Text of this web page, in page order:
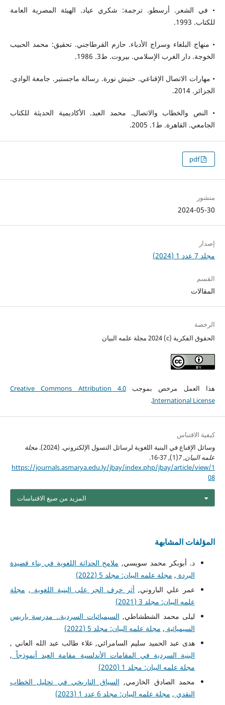
• في الشعر. أرسطو. ترجمة: شكري عياد. الهيئة المصرية العامة
للكتاب. 1993.
• منهاج البلغاء وسراج الأدباء. حازم القرطاجني. تحقيق: محمد الحبيب
الخوجة. دار الغرب الإسلامي. بيروت. ط3. 1986.
• مهارات الاتصال الإقناعي. حنيش نورة. رسالة ماجستير. جامعة الوادي.
الجزائر. 2014.
• النص والخطاب والاتصال. محمد العبد. الأكاديمية الحديثة للكتاب
الجامعي. القاهرة. ط1. 2005.
pdf
منشور
2024-05-30
إصدار
مجلد 7 عدد 1 (2024)
القسم
المقالات
الرخصة
الحقوق الفكرية (c) 2024 مجلة علمه البيان
هذا العمل مرخص بموجبCreative Commons Attribution 4.0
International License
.
كيفية الاقتباس
وسائل الإقناع في البنية اللغوية لرسائل التسول الإلكتروني. (2024).
مجلة
علمه البيان,
7
(1), 37-16.
https://journals.asmarya.edu.ly/jbay/index.php/jbay/article/view/1
08
المزيد من صيغ الاقتباسات
المؤلفات المشابهة
د. أبوبكر محمد سويسي, ملامح الحداثة اللغوية في بناء قصيدة
البردة , مجلة علمه البيان: مجلد 5 (2022)
عمر علي الباروني, أثر حرف الجر على البنية اللغوية , مجلة
علمه البيان: مجلد 3 (2021)
ليلى محمد الشطشاطي, السيميائيات السردية.. مدرسة باريس
السيميائية , مجلة علمه البيان: مجلد 5 (2022)
هدى عبد الحميد سليم السامرائي, علاء طالب عبد الله العاني ,
البنية السردية في المقامات الأندلسية مقامة العيد أنموذجاً ,
مجلة علمه البيان: مجلد 1 (2020)
محمد الصادق الخازمي, السياق التاريخي في تحليل الخطاب
النقدي , مجلة علمه البيان: مجلد 6 عدد 1 (2023)